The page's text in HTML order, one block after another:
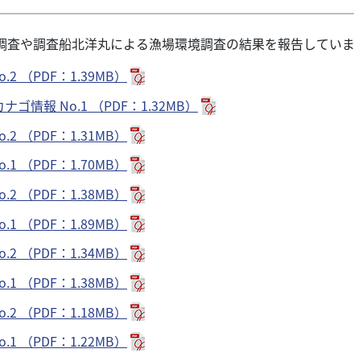
や調査船北洋丸による漁場環境調査の結果を報告してい
（PDF：1.39MB）
ゴ情報 No.1 （PDF：1.32MB）
（PDF：1.31MB）
（PDF：1.70MB）
（PDF：1.38MB）
（PDF：1.89MB）
（PDF：1.34MB）
（PDF：1.38MB）
（PDF：1.18MB）
（PDF：1.22MB）